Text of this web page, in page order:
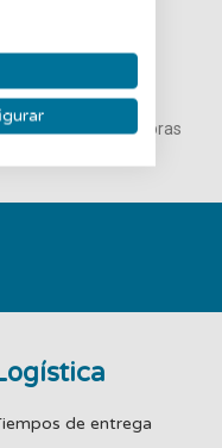
SEGURO 100%
en todas tus compras
de entrega